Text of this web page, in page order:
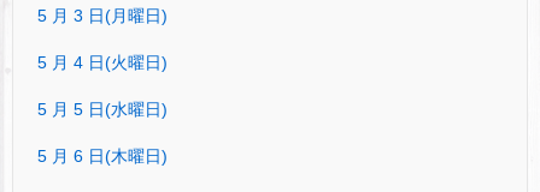
5 月 3 日(月曜日)
5 月 4 日(火曜日)
5 月 5 日(水曜日)
5 月 6 日(木曜日)